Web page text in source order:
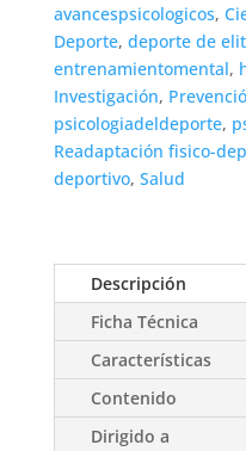
avancespsicologicos,
Deporte, deporte de
entrenamientomental,
Investigación,
psicologiadeldeporte,
Readaptación fisico-
deportivo, Salud
Descripción
Ficha Técnica
Características
Contenido
Dirigido a